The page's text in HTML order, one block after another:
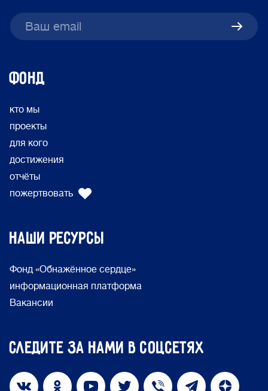
ФОНД
кто мы
проекты
для кого
достижения
отчёты
пожертвовать
Наши ресурсы
Фонд «Обнажённое сердце»
информационная платформа
Вакансии
Следите за нами в соцсетях